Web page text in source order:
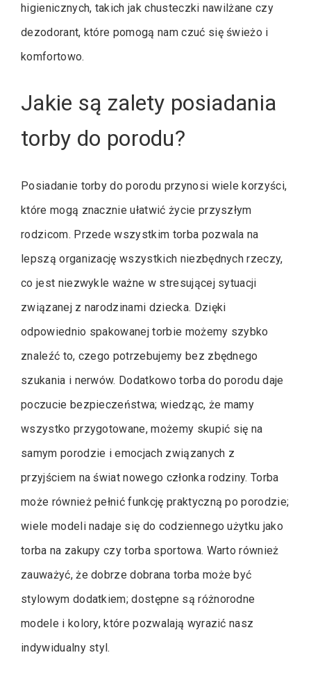
higienicznych, takich jak chusteczki nawilżane czy
dezodorant, które pomogą nam czuć się świeżo i
komfortowo.
Jakie są zalety posiadania
torby do porodu?
Posiadanie torby do porodu przynosi wiele korzyści,
które mogą znacznie ułatwić życie przyszłym
rodzicom. Przede wszystkim torba pozwala na
lepszą organizację wszystkich niezbędnych rzeczy,
co jest niezwykle ważne w stresującej sytuacji
związanej z narodzinami dziecka. Dzięki
odpowiednio spakowanej torbie możemy szybko
znaleźć to, czego potrzebujemy bez zbędnego
szukania i nerwów. Dodatkowo torba do porodu daje
poczucie bezpieczeństwa; wiedząc, że mamy
wszystko przygotowane, możemy skupić się na
samym porodzie i emocjach związanych z
przyjściem na świat nowego członka rodziny. Torba
może również pełnić funkcję praktyczną po porodzie;
wiele modeli nadaje się do codziennego użytku jako
torba na zakupy czy torba sportowa. Warto również
zauważyć, że dobrze dobrana torba może być
stylowym dodatkiem; dostępne są różnorodne
modele i kolory, które pozwalają wyrazić nasz
indywidualny styl.